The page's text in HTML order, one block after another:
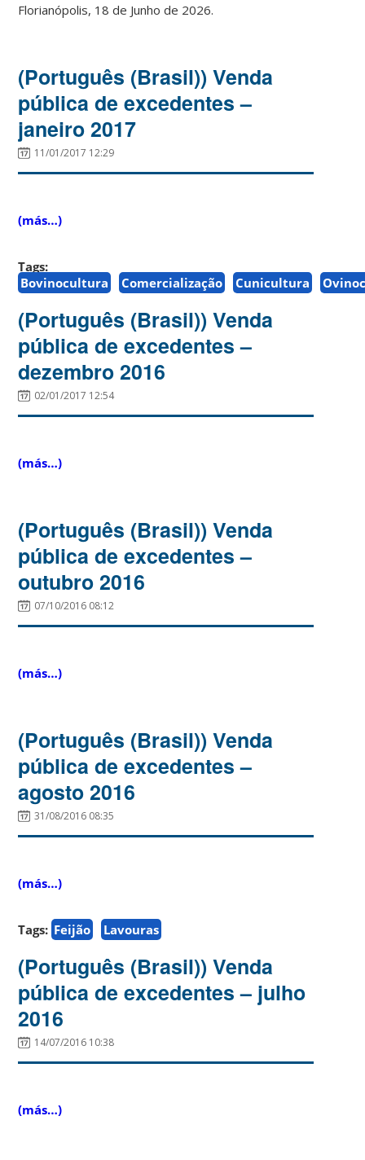
Florianópolis, 18 de Junho de 2026.
(Português (Brasil)) Venda
pública de excedentes –
janeiro 2017
11/01/2017 12:29
(más…)
Tags:
Bovinocultura
Comercialização Cunicultura
(Português (Brasil)) Venda
pública de excedentes –
dezembro 2016
02/01/2017 12:54
(más…)
(Português (Brasil)) Venda
pública de excedentes –
outubro 2016
07/10/2016 08:12
(más…)
(Português (Brasil)) Venda
pública de excedentes –
agosto 2016
31/08/2016 08:35
(más…)
Tags: Feijão Lavouras
(Português (Brasil)) Venda
pública de excedentes – julho
2016
14/07/2016 10:38
(más…)